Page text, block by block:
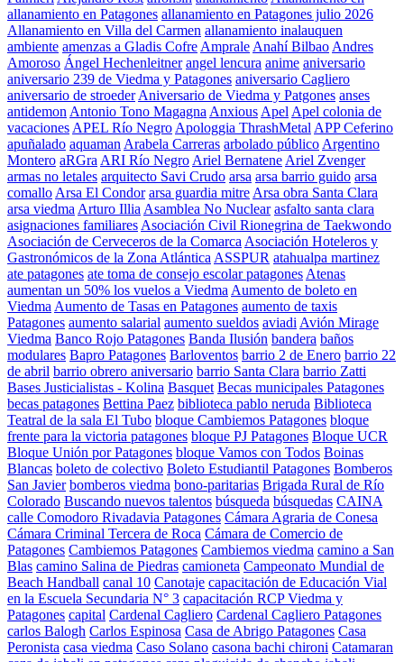
allanamiento en Patagones allanamiento en Patagones julio 2026
Allanamiento en Villa del Carmen allanamiento inalauquen
ambiente amenzas a Gladis Cofre Amprale Anahí Bilbao Andres
Amoroso Ángel Hechenleitner angel lencura anime aniversario
aniversario 239 de Viedma y Patagones aniversario Cagliero
aniversario de stroeder Aniversario de Viedma y Patgones anses
antidemon Antonio Tono Magagna Anxious Apel Apel colonia de
vacaciones APEL Río Negro Apologgia ThrashMetal APP Ceferino
apuñalado aquaman Arabela Carreras arbolado público Argentino
Montero aRGra ARI Río Negro Ariel Bernatene Ariel Zvenger
armas no letales arquitecto Savi Crudo arsa arsa barrio guido arsa
comallo Arsa El Condor arsa guardia mitre Arsa obra Santa Clara
arsa viedma Arturo Illia Asamblea No Nuclear asfalto santa clara
asignaciones familiares Asociación Civil Rionegrina de Taekwondo
Asociación de Cerveceros de la Comarca Asociación Hoteleros y
Gastronómicos de la Zona Atlántica ASSPUR atahualpa martinez
ate patagones ate toma de consejo escolar patagones Atenas
aumentan un 50% los vuelos a Viedma Aumento de boleto en
Viedma Aumento de Tasas en Patagones aumento de taxis
Patagones aumento salarial aumento sueldos aviadi Avión Mirage
Viedma Banco Rojo Patagones Banda Ilusión bandera baños
modulares Bapro Patagones Barloventos barrio 2 de Enero barrio 22
de abril barrio obrero aniversario barrio Santa Clara barrio Zatti
Bases Justicialistas - Kolina Basquet Becas municipales Patagones
becas patagones Bettina Paez biblioteca pablo neruda Biblioteca
Teatral de la sala El Tubo bloque Cambiemos Patagones bloque
frente para la victoria patagones bloque PJ Patagones Bloque UCR
Bloque Unión por Patagones bloque Vamos con Todos Boinas
Blancas boleto de colectivo Boleto Estudiantil Patagones Bomberos
San Javier bomberos viedma bono-paritarias Brigada Rural de Río
Colorado Buscando nuevos talentos búsqueda búsquedas CAINA
calle Comodoro Rivadavia Patagones Cámara Agraria de Conesa
Cámara Criminal Tercera de Roca Cámara de Comercio de
Patagones Cambiemos Patagones Cambiemos viedma camino a San
Blas camino Salina de Piedras camioneta Campeonato Mundial de
Beach Handball canal 10 Canotaje capacitación de Educación Vial
en la Escuela Secundaria N° 3 capacitación RCP Viedma y
Patagones capital Cardenal Cagliero Cardenal Cagliero Patagones
carlos Balogh Carlos Espinosa Casa de Abrigo Patagones Casa
Peronista casa viedma Caso Solano casona bachi chironi Catamaran